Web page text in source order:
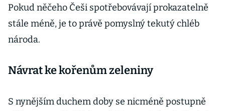
Pokud něčeho Češi spotřebovávají prokazatelně
stále méně, je to právě pomyslný tekutý chléb
národa.
Návrat ke kořenům zeleniny
S nynějším duchem doby se nicméně postupně